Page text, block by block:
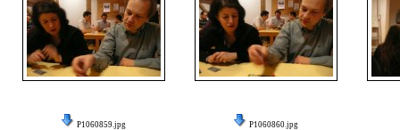
P1060859.jpg P1060860.jpg